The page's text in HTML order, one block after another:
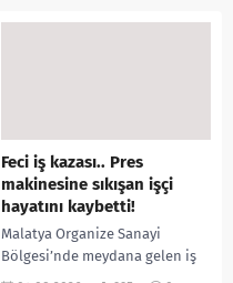
Feci iş kazası.. Pres
makinesine sıkışan işçi
hayatını kaybetti!
Malatya Organize Sanayi
Bölgesi’nde meydana gelen iş
kazasında, pres makinesine